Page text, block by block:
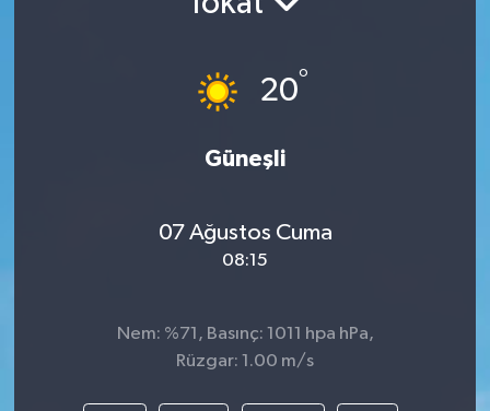
20°
Güneşli
07 Ağustos Cuma
08:15
Nem: %71, Basınç: 1011 hpa hPa,
Rüzgar: 1.00 m/s